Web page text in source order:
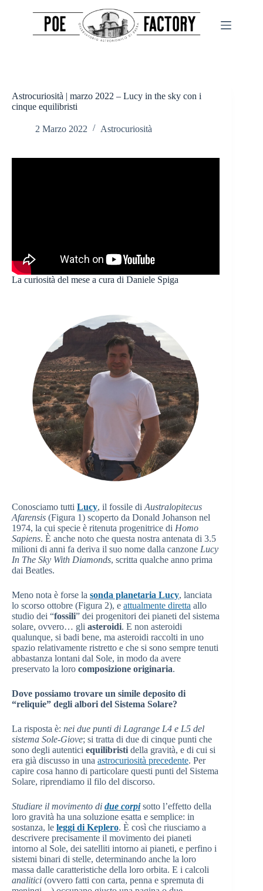
Astrocuriosità | marzo 2022 – Lucy in the sky con i
cinque equilibristi
2 Marzo 2022 Astrocuriosità
La curiosità del mese a cura di Daniele Spiga
Conosciamo tutti Lucy, il fossile di Australopitecus
Afarensis (Figura 1) scoperto da Donald Johanson nel
1974, la cui specie è ritenuta progenitrice di Homo
Sapiens. È anche noto che questa nostra antenata di 3.5
milioni di anni fa deriva il suo nome dalla canzone Lucy
In The Sky With Diamonds, scritta qualche anno prima
dai Beatles.
Meno nota è forse la sonda planetaria Lucy, lanciata
lo scorso ottobre (Figura 2), e attualmente diretta allo
studio dei “fossili” dei progenitori dei pianeti del sistema
solare, ovvero… gli asteroidi. E non asteroidi
qualunque, si badi bene, ma asteroidi raccolti in uno
spazio relativamente ristretto e che si sono sempre tenuti
abbastanza lontani dal Sole, in modo da avere
preservato la loro composizione originaria.
Dove possiamo trovare un simile deposito di
“reliquie” degli albori del Sistema Solare?
La risposta è: nei due punti di Lagrange L4 e L5 del
sistema Sole-Giove; si tratta di due di cinque punti che
sono degli autentici equilibristi della gravità, e di cui si
era già discusso in una astrocuriosità precedente. Per
capire cosa hanno di particolare questi punti del Sistema
Solare, riprendiamo il filo del discorso.
Studiare il movimento di due corpisotto l’effetto della
loro gravità ha una soluzione esatta e semplice: in
sostanza, le leggi di Keplero. È così che riusciamo a
descrivere precisamente il movimento dei pianeti
intorno al Sole, dei satelliti intorno ai pianeti, e perfino i
sistemi binari di stelle, determinando anche la loro
massa dalle caratteristiche della loro orbita. E i calcoli
analitici (ovvero fatti con carta, penna e spremuta di